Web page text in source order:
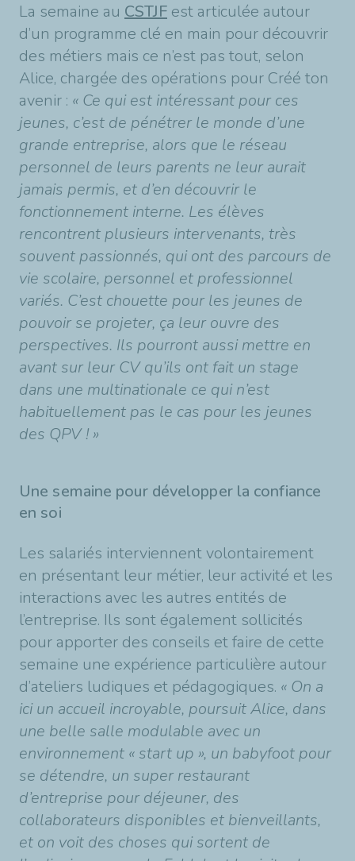
La semaine au CSTJF est articulée autour
d’un programme clé en main pour découvrir
des métiers mais ce n’est pas tout, selon
Alice, chargée des opérations pour Créé ton
avenir : « Ce qui est intéressant pour ces
jeunes, c’est de pénétrer le monde d’une
grande entreprise, alors que le réseau
personnel de leurs parents ne leur aurait
jamais permis, et d’en découvrir le
fonctionnement interne. Les élèves
rencontrent plusieurs intervenants, très
souvent passionnés, qui ont des parcours de
vie scolaire, personnel et professionnel
variés. C’est chouette pour les jeunes de
pouvoir se projeter, ça leur ouvre des
perspectives. Ils pourront aussi mettre en
avant sur leur CV qu’ils ont fait un stage
dans une multinationale ce qui n’est
habituellement pas le cas pour les jeunes
des QPV ! »
Une semaine pour développer la confiance
en soi
Les salariés interviennent volontairement
en présentant leur métier, leur activité et les
interactions avec les autres entités de
l’entreprise. Ils sont également sollicités
pour apporter des conseils et faire de cette
semaine une expérience particulière autour
d’ateliers ludiques et pédagogiques. « On a
ici un accueil incroyable, poursuit Alice, dans
une belle salle modulable avec un
environnement « start up », un babyfoot pour
se détendre, un super restaurant
d’entreprise pour déjeuner, des
collaborateurs disponibles et bienveillants,
et on voit des choses qui sortent de